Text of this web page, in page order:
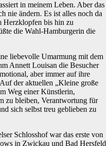
in meinem Leben. Aber das
nie ändern. Es ist alles noch da
Herzklopfen bis hin zu
die Wahl-Hamburgerin die
liebevolle Umarmung mit dem
Annett Louisan die Besucher
aber immer auf ihre
der aktuellen „Kleine große
Weg einer Künstlerin,
zu bleiben, Verantwortung für
sich selbst treu geblieben zu
Schlosshof war das erste von
in Zwickau und Bad Hersfeld